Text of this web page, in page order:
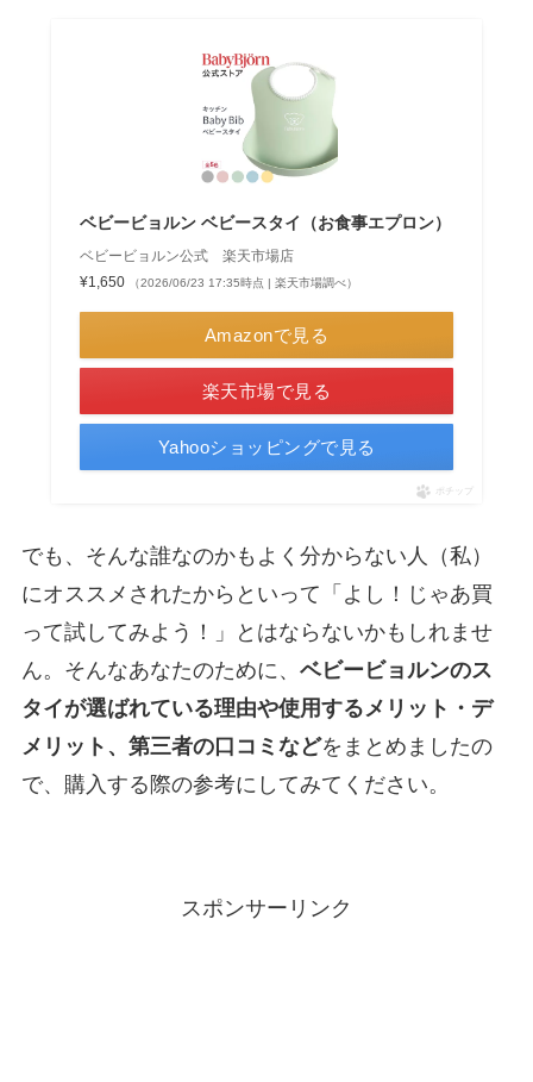
ベビービョルン ベビースタイ（お食事エプロン）
ベビービョルン公式 楽天市場店
¥1,650
（2026/06/23 17:35時点 | 楽天市場調べ）
Amazonで見る
楽天市場で見る
Yahooショッピングで見る
ポチップ
でも、そんな誰なのかもよく分からない人（私）
にオススメされたからといって「よし！じゃあ買
って試してみよう！」とはならないかもしれませ
ん。そんなあなたのために、 ベビービョルンのス
タイが選ばれている理由や使用するメリット・デ
メリット、第三者の口コミなどをまとめましたの
で、購入する際の参考にしてみてください。
スポンサーリンク